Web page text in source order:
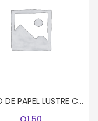
PLIEGO DE PAPEL LUSTRE COLOR AZUL MARINO